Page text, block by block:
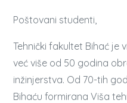
Poštovani studenti,
Tehnički fakultet Bihać je
već više od 50 godina
inžinjerstva. Od 70-tih
Bihaću formirana Viša